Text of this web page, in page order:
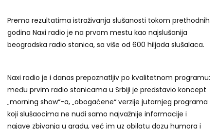
Prema rezultatima istraživanja slušanosti tokom prethodnih
godina Naxi radio je na prvom mestu kao najslušanija
beogradska radio stanica, sa više od 600 hiljada slušalaca.
Naxi radio je i danas prepoznatljiv po kvalitetnom programu:
među prvim radio stanicama u Srbiji je predstavio koncept
„morning show“-a, „obogaćene“ verzije jutarnjeg programa
koji slušaocima ne nudi samo najvažnije informacije i
najave zbivanja u gradu, već im uz obilatu dozu humora i